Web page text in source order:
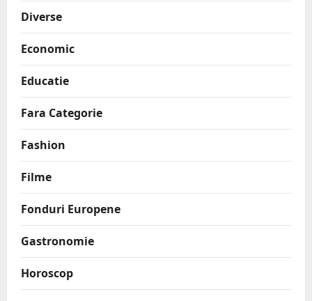
Diverse
Economic
Educatie
Fara Categorie
Fashion
Filme
Fonduri Europene
Gastronomie
Horoscop